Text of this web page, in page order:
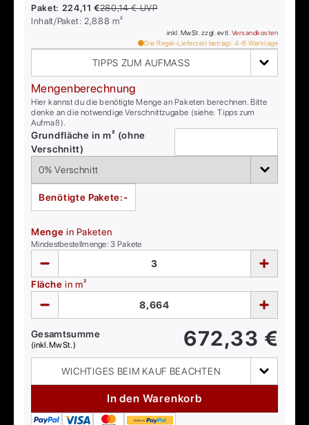
Paket: 224,11 €280,14 €UVP
Inhalt/Paket:2,888 m²
inkl. MwSt. zzgl. evtl. Versandkosten
Die Regel-Lieferzeit beträgt: 4-6 Werktage
TIPPS ZUM AUFMASS
Mengenberechnung
Hier kannst du die benötigte Menge an Paketen berechnen. Bitte
denke an die notwendige Verschnittzugabe (siehe: Tipps zum
Aufmaß).
Grundfläche in m² (ohne
Verschnitt)
Benötigte Pakete:-
Menge in Paketen
Mindestbestellmenge:3 Pakete
Fläche in m²
Gesamtsumme
(inkl. MwSt.) 672,33 €
WICHTIGES BEIM KAUF BEACHTEN
In den Warenkorb